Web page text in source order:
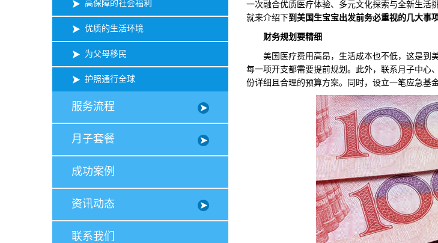
高保障的社会福利
优质的生活环境
为父母移民
护照通行全球
服务流程
月子套餐
成功案例
资讯动态
联系我们
一次融合优质医疗体验、多元文化探索与全新生活
就来介绍下到美国生宝宝出发前务必重视的几大事
财务规划要精细
美国医疗费用高昂，生活成本也不低，这是到美
每一项开支都需要提前规划。此外，联系月子中心
份详细且合理的预算方案。同时，设立一笔应急基